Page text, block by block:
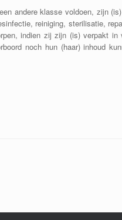
andere klasse voldoen, zijn
reiniging, sterilisatie,
indien zij zijn (is) verpakt
noch hun (haar) inhoud